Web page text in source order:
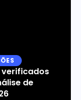
verificados
de